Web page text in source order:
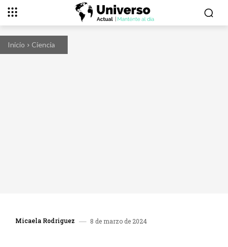
Inicio Ciencia
Micaela Rodriguez 8 de marzo de 2024